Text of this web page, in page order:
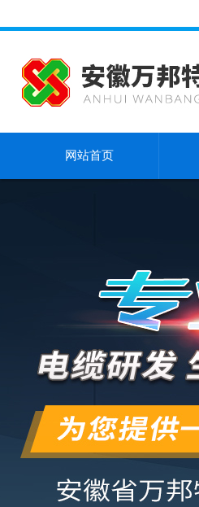
网站首页